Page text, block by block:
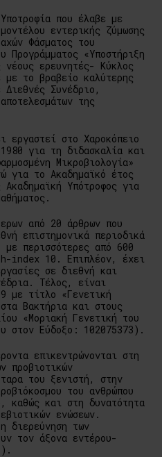
που έλαβε με
μοντέλου εντερικής ζύμωσης
Φάσματος του
Προγράμματος «Υποστήριξη
ερευνητές- Κύκλος
το βραβείο καλύτερης
Διεθνές Συνέδριο,
της
εργαστεί στο Χαροκόπειο
για τη διδασκαλία και
Μικροβιολογία»
για το Ακαδημαϊκό έτος
Υπότροφος για
από 20 άρθρων που
επιστημονικά περιοδικά
περισσότερες από 600
h-index 10. Επιπλέον, έχει
σε διεθνή και
Τέλος, είναι
με τίτλο «Γενετική
Βακτήρια και στους
«Μοριακή Γενετική του
στον Εύδοξο: 102075373).
επικεντρώνονται στη
προβιοτικών
του ξενιστή, στην
του ανθρώπου
καθώς και στη δυνατότητα
ενώσεων.
διερεύνηση των
τον άξονα εντέρου-